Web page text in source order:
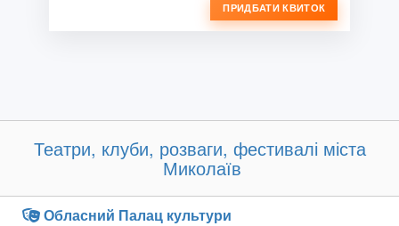
ПРИДБАТИ КВИТОК
Театри, клуби, розваги, фестивалі міста
Миколаїв
Обласний Палац культури